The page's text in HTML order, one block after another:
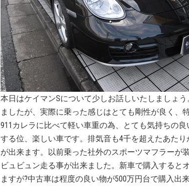
本日はケイマンSについて少しお話しいたしましょ
ましたが、実際に乗った感じはとても剛性が良く、
911カレラに比べて軽い車重の為、とても気持ちの
する位、楽しい車です。排気音も4千を超えたあた
が出来ます。以前乗った社外のスポーツマフラーが
ビュビュン走る事が出来ました。新車で購入すると
ますが?中古車は程度の良い物が500万円台で購入